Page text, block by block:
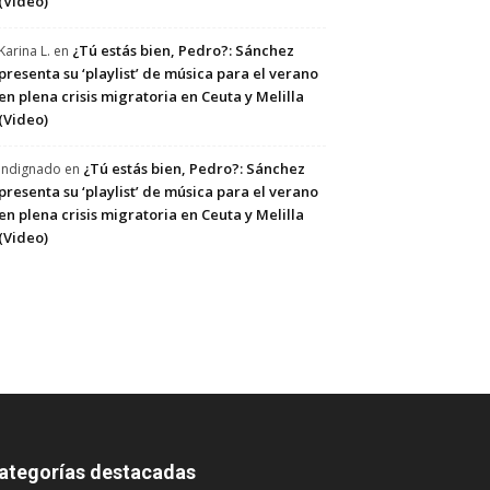
L. en ¿Tú estás bien, Pedro?: Sánchez
su ‘playlist’ de música para el verano
plena crisis migratoria en Ceuta y Melilla
en ¿Tú estás bien, Pedro?: Sánchez
su ‘playlist’ de música para el verano
plena crisis migratoria en Ceuta y Melilla
destacadas